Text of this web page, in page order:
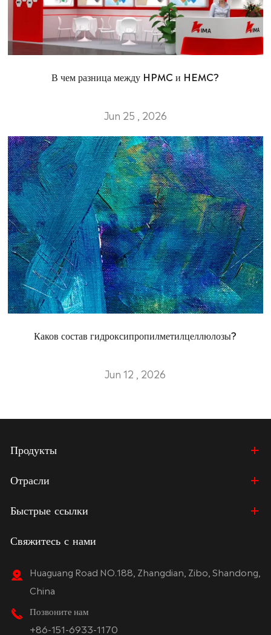
В чем разница между HPMC и HEMC?
Jun 25 , 2026
Каков состав гидроксипропилметилцеллюлозы?
Jun 12 , 2026
Продукты
Отрасли
Быстрые ссылки
Свяжитесь с нами
Huaguang Road NO.188, Zhangdian, Zibo, Shandong,
China
Позвоните нам
+86-151-6933-1170